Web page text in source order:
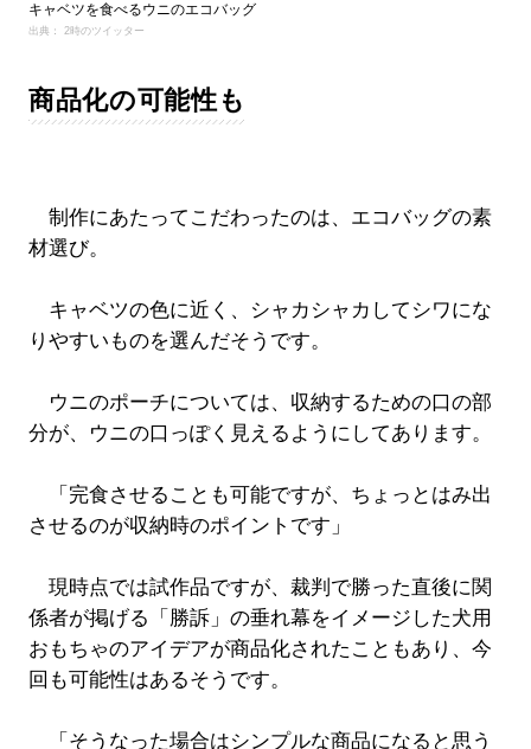
キャベツを食べるウニのエコバッグ
出典： 2時のツイッター
商品化の可能性も
制作にあたってこだわったのは、エコバッグの素
材選び。
キャベツの色に近く、シャカシャカしてシワにな
りやすいものを選んだそうです。
ウニのポーチについては、収納するための口の部
分が、ウニの口っぽく見えるようにしてあります。
「完食させることも可能ですが、ちょっとはみ出
させるのが収納時のポイントです」
現時点では試作品ですが、裁判で勝った直後に関
係者が掲げる「勝訴」の垂れ幕をイメージした犬用
おもちゃのアイデアが商品化されたこともあり、今
回も可能性はあるそうです。
「そうなった場合はシンプルな商品になると思う